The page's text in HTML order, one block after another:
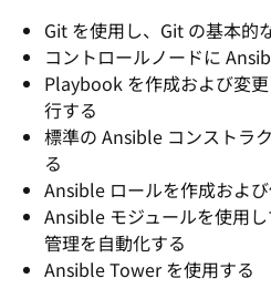
Git を使用し、Git の基本的
コントロールノードに
Playbook を作成および変
行する
標準の Ansible コンストラ
る
Ansible ロールを作成およ
Ansible モジュールを使用
管理を自動化する
Ansible Tower を使用する